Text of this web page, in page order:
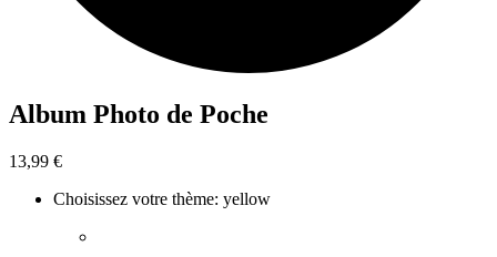
Album Photo de Poche
13,99 €
Choisissez votre thème: yellow